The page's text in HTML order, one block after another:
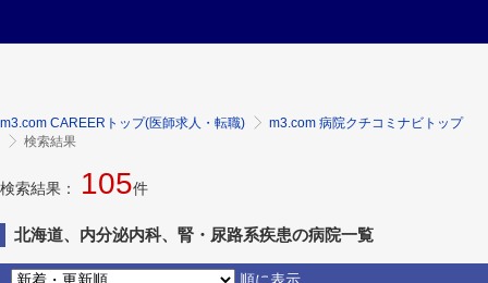
m3.com CAREERトップ(医師求人・転職)
m3.com 病院クチコミナビトップ
検索結果
検索結果： 105件
北海道、内分泌内科、腎・尿路系疾患の病院一覧